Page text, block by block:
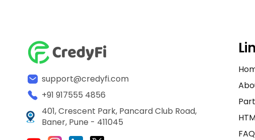
support@credyfi.com
+91 917555 4856
401, Crescent Park, Pancard Club Road,
Baner, Pune - 411045